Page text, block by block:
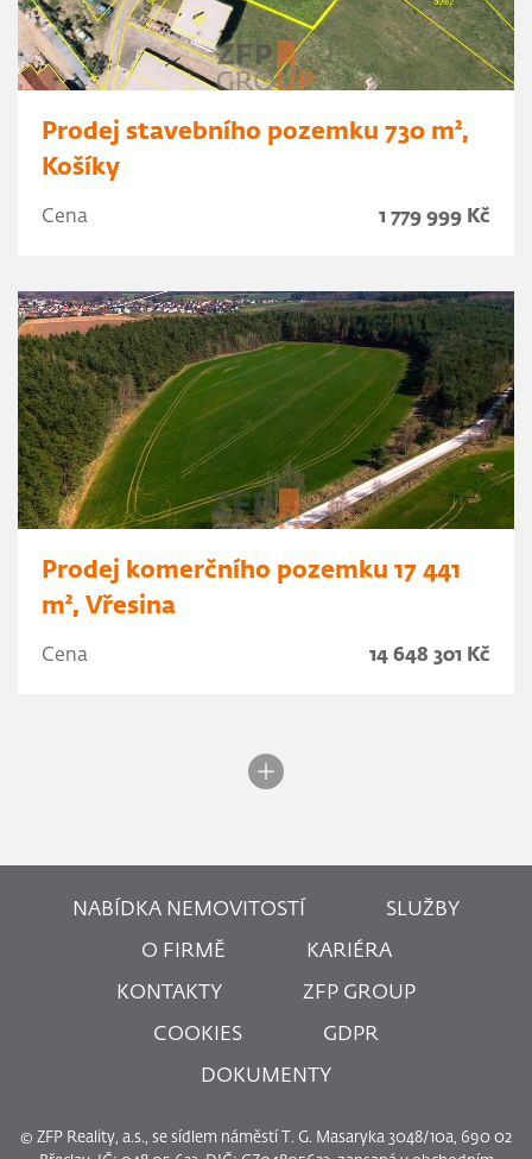
Prodej stavebního pozemku 730 m²,
Košíky
Cena 1 779 999 Kč
Prodej komerčního pozemku 17 441
m², Vřesina
Cena 14 648 301 Kč
NABÍDKA NEMOVITOSTÍ SLUŽBY
O FIRMĚ KARIÉRA
KONTAKTY ZFP GROUP
COOKIES GDPR
DOKUMENTY
© ZFP Reality, a.s., se sídlem náměstí T. G. Masaryka 3048/10a, 690 02